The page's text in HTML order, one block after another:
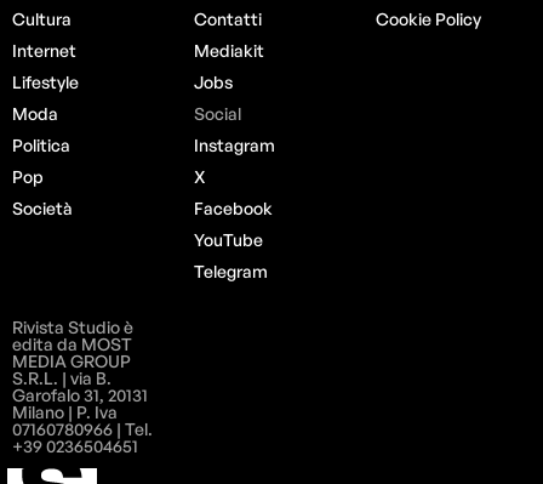
Cultura
Internet
Lifestyle
Moda
Politica
Pop
Società
Contatti
Mediakit
Jobs
Social
Instagram
X
Facebook
YouTube
Telegram
Cookie Policy
Rivista Studio è
edita da MOST
MEDIA GROUP
S.R.L. | via B.
Garofalo 31, 20131
Milano | P. Iva
07160780966 | Tel.
+39 0236504651